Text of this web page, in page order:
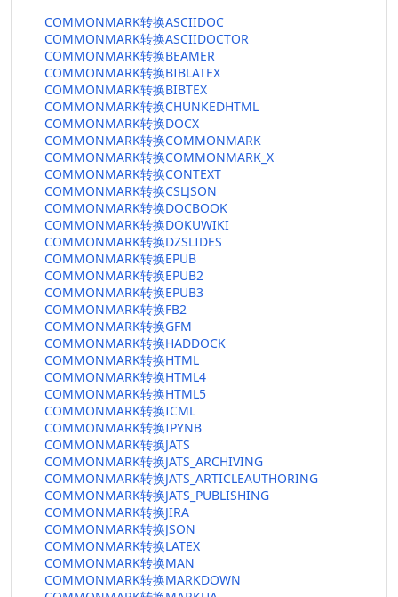
COMMONMARK转换ASCIIDOC
COMMONMARK转换ASCIIDOCTOR
COMMONMARK转换BEAMER
COMMONMARK转换BIBLATEX
COMMONMARK转换BIBTEX
COMMONMARK转换CHUNKEDHTML
COMMONMARK转换DOCX
COMMONMARK转换COMMONMARK
COMMONMARK转换COMMONMARK_X
COMMONMARK转换CONTEXT
COMMONMARK转换CSLJSON
COMMONMARK转换DOCBOOK
COMMONMARK转换DOKUWIKI
COMMONMARK转换DZSLIDES
COMMONMARK转换EPUB
COMMONMARK转换EPUB2
COMMONMARK转换EPUB3
COMMONMARK转换FB2
COMMONMARK转换GFM
COMMONMARK转换HADDOCK
COMMONMARK转换HTML
COMMONMARK转换HTML4
COMMONMARK转换HTML5
COMMONMARK转换ICML
COMMONMARK转换IPYNB
COMMONMARK转换JATS
COMMONMARK转换JATS_ARCHIVING
COMMONMARK转换JATS_ARTICLEAUTHORING
COMMONMARK转换JATS_PUBLISHING
COMMONMARK转换JIRA
COMMONMARK转换JSON
COMMONMARK转换LATEX
COMMONMARK转换MAN
COMMONMARK转换MARKDOWN